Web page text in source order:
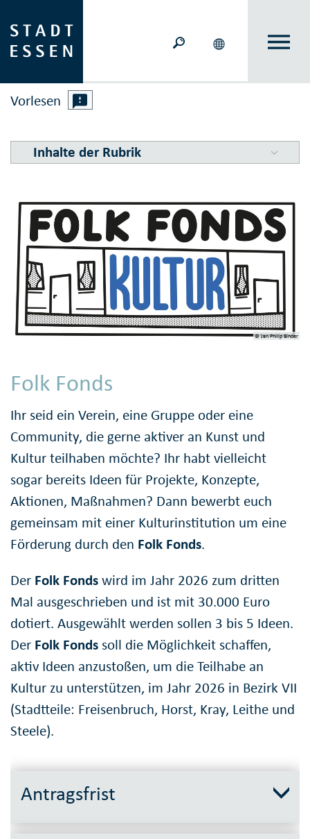
Vorlesen
Inhalte der Rubrik
© Jan Philip Binder
Folk Fonds
Ihr seid ein Verein, eine Gruppe oder eine
Community, die gerne aktiver an Kunst und
Kultur teilhaben möchte? Ihr habt vielleicht
sogar bereits Ideen für Projekte, Konzepte,
Aktionen, Maßnahmen? Dann bewerbt euch
gemeinsam mit einer Kulturinstitution um eine
Förderung durch den Folk Fonds.
Der Folk Fondswird im Jahr 2026 zum dritten
Mal ausgeschrieben und ist mit 30.000 Euro
dotiert. Ausgewählt werden sollen 3 bis 5 Ideen.
Der Folk Fondssoll die Möglichkeit schaffen,
aktiv Ideen anzustoßen, um die Teilhabe an
Kultur zu unterstützen, im Jahr 2026 in Bezirk VII
(Stadtteile: Freisenbruch, Horst, Kray, Leithe und
Steele).
Antragsfrist